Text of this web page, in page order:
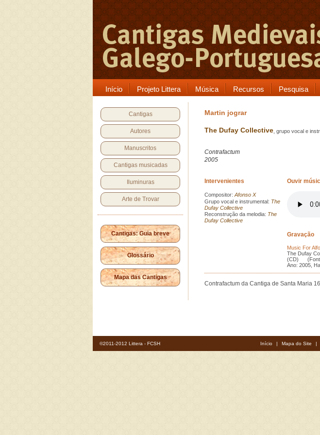
Início Projeto Littera Música Recursos Pesquisa
Cantigas
Autores
Manuscritos
Cantigas musicadas
Iluminuras
Arte de Trovar
Cantigas: Guia breve
Glossário
Mapa das Cantigas
Martin jograr
The Dufay Collective , grupo vocal e
Contrafactum
2005
Intervenientes
Compositor: Afonso X
Grupo vocal e instrumental: The
Dufay Collective
Reconstrução da melodia: The
Dufay Collective
Ouvir
Gravação
Music For
The Dufay
(CD)
Ano: 2005,
Contrafactum da Cantiga de Santa Maria
©2011-2012 Littera - FCSH Início | Mapa do Site |